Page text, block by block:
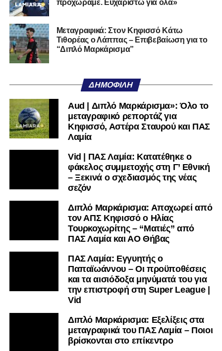
Τον καλωσορίζουμε στην οικογένεια του Σαρωνικού και
του ευχόμαστε υγεία και επιτυχίες.»
Ακολουθήστε τοlamiara.grστοGoogle Newsγια να
μαθαίνετε πρώτοι τα κυανόλευκα νέα στην Ελλάδα και τον
Twitterκαι στοInstagram
μαθαίνετε σε χρόνο dt όλα τα νέα.
προχωράμε. Ευχαριστώ για όλα»
Μεταγραφικά: Στον Κηφισσό Κάτω
Τιθορέας ο Λάππας – Επιβεβαίωση για το
“Διπλό Μαρκάρισμα”
ΔΗΜΟΦΙΛΉ
Aud | Διπλό Μαρκάρισμα»: Όλο το
μεταγραφικό ρεπορτάζ για
Κηφισσό, Αστέρα Σταυρού και ΠΑΣ
Λαμία
Vid | ΠΑΣ Λαμία: Κατατέθηκε ο
φάκελος συμμετοχής στη Γ’ Εθνική
– Ξεκινά ο σχεδιασμός της νέας
σεζόν
Διπλό Μαρκάρισμα: Αποχωρεί από
τον ΑΠΣ Κηφισσό ο Ηλίας
Τουρκοχωρίτης – “Ματιές” από
ΠΑΣ Λαμία και ΑΟ Θήβας
ΠΑΣ Λαμία: Εγγυητής ο
Παπαϊωάννου – Οι προϋποθέσεις
και τα αισιόδοξα μηνύματά του για
την επιστροφή στη Super League |
Vid
Διπλό Μαρκάρισμα: Εξελίξεις στα
μεταγραφικά του ΠΑΣ Λαμία – Ποιοι
βρίσκονται στο επίκεντρο